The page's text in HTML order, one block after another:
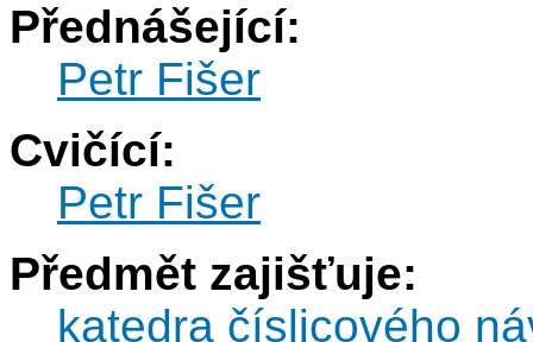
Přednášející:
Petr Fišer
Cvičící:
Petr Fišer
Předmět zajišťuje:
katedra číslicového